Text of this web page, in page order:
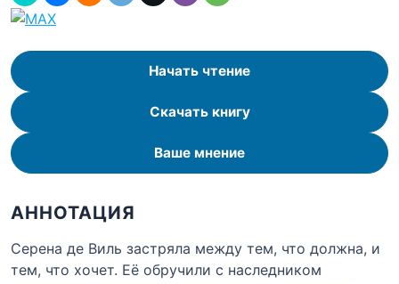
Начать чтение
Скачать книгу
Ваше мнение
АННОТАЦИЯ
Серена де Виль застряла между тем, что должна, и
тем, что хочет. Её обручили с наследником